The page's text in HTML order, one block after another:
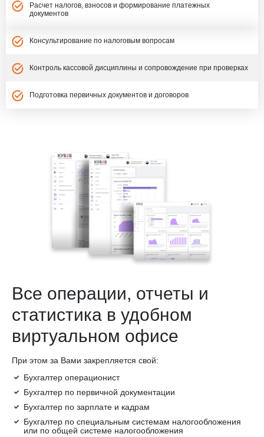
Расчет налогов, взносов и формирование платежных
документов
Консультирование по налоговым вопросам
Контроль кассовой дисциплины и сопровождение при проверках
Подготовка первичных документов и договоров
Все операции, отчеты и
статистика в удобном
виртуальном офисе
При этом за Вами закрепляется свой:
Бухгалтер операционист
Бухгалтер по первичной документации
Бухгалтер по зарплате и кадрам
Бухгалтер по специальным системам налогообложения
или по общей системе налогообложения